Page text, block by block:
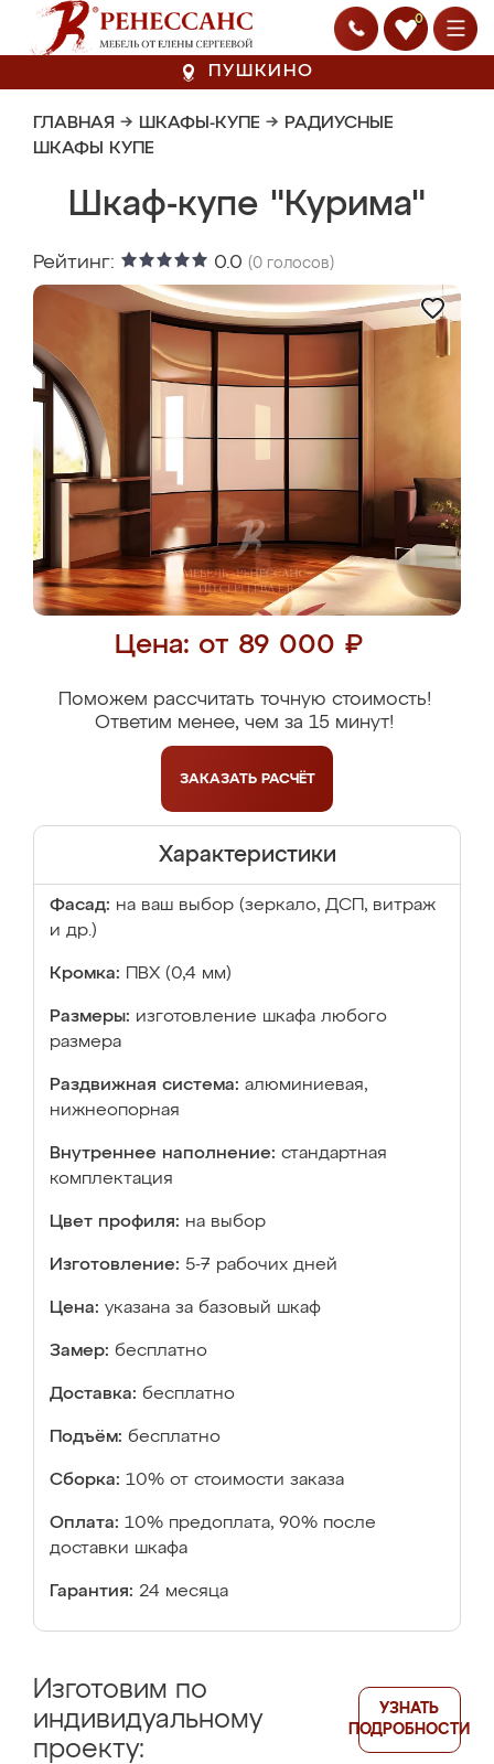
0
ПУШКИНО
ГЛАВНАЯ → ШКАФЫ-КУПЕ → РАДИУСНЫЕ
ШКАФЫ КУПЕ
Шкаф-купе "Курима"
Рейтинг: 0.0 (0 голосов)
Цена: от 89 000 ₽
Поможем рассчитать точную стоимость!
Ответим менее, чем за 15 минут!
ЗАКАЗАТЬ РАСЧЁТ
Характеристики
Фасад: на ваш выбор (зеркало, ДСП, витраж
и др.)
Кромка: ПВХ (0,4 мм)
Размеры: изготовление шкафа любого
размера
Раздвижная система: алюминиевая,
нижнеопорная
Внутреннее наполнение: стандартная
комплектация
Цвет профиля: на выбор
Изготовление: 5-7 рабочих дней
Цена: указана за базовый шкаф
Замер: бесплатно
Доставка: бесплатно
Подъём: бесплатно
Сборка: 10% от стоимости заказа
Оплата: 10% предоплата, 90% после
доставки шкафа
Гарантия: 24 месяца
Изготовим по
индивидуальному
проекту:
УЗНАТЬ
ПОДРОБНОСТИ